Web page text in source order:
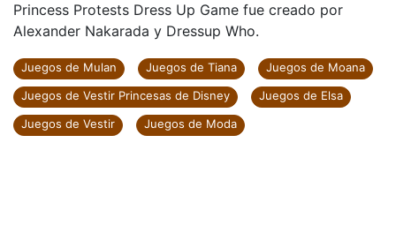
Princess Protests Dress Up Game fue creado por
Alexander Nakarada y Dressup Who.
Juegos de Mulan Juegos de Tiana
Juegos de Moana
Juegos de Vestir Princesas de Disney
Juegos de Elsa
Juegos de Vestir
Juegos de Moda